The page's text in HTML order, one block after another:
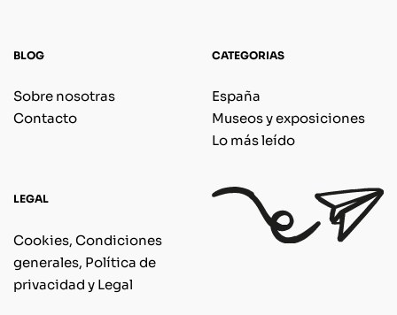
BLOG
Sobre nosotras
Contacto
CATEGORIAS
España
Museos y exposiciones
Lo más leído
LEGAL
Cookies, Condiciones
generales, Política de
privacidad y Legal